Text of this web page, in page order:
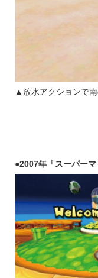
▲放水アクションで
●2007年「スーパーマ